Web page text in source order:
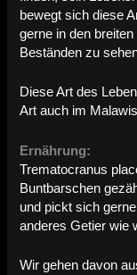
bewegt sich diese
gerne in den
Beständen zu
Diese Art des
Art auch im
Ernährung:
Trematocranus
Buntbarschen
und pickt sich
anderes Getier wie
Wir gehen davon